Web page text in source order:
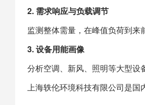
2. 需求响应与负载调节
监测整体需量，在峰值负荷到来
3. 设备用能画像
分析空调、新风、照明等大型设
上海轶伦环境科技有限公司是国